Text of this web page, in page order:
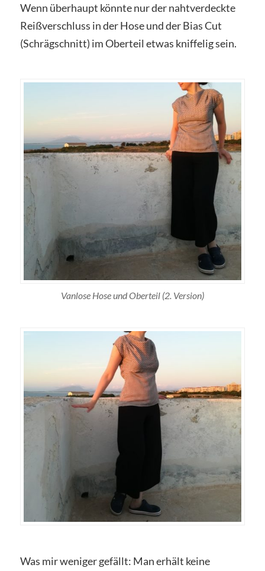
Wenn überhaupt könnte nur der nahtverdeckte
Reißverschluss in der Hose und der Bias Cut
(Schrägschnitt) im Oberteil etwas kniffelig sein.
Vanlose Hose und Oberteil (2. Version)
Was mir weniger gefällt: Man erhält keine